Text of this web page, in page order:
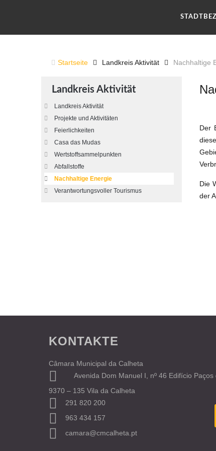
Startseite Landkreis Aktivität Nachhaltige
Der
Die
der
Landkreis Aktivität
Landkreis Aktivität
Projekte und Aktivitäten
Feierlichkeiten
Casa das Mudas
Wertstoffsammelpunkten
Abfallstoffe
Nachhaltige Energie
Verantwortungsvoller Tourismus
KONTAKTE
Câmara Municipal da Calheta
Avenida Dom Manuel I, nº 46 Edifício Paços
9370 – 135 Vila da Calheta
291 820 200
963 434 157
camara@cmcalheta.pt